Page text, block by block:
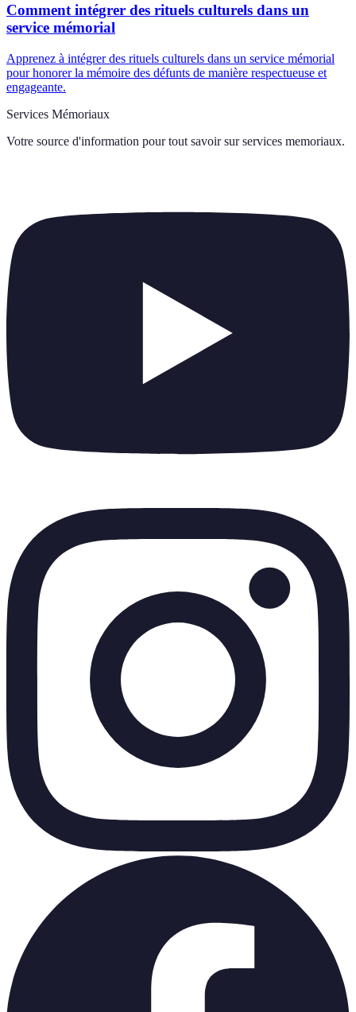
Comment intégrer des rituels culturels dans un
service mémorial
Apprenez à intégrer des rituels culturels dans un service mémorial
pour honorer la mémoire des défunts de manière respectueuse et
engageante.
Services Mémoriaux
Votre source d'information pour tout savoir sur services memoriaux.